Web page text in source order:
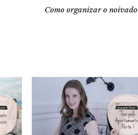
Como organizar o noivado